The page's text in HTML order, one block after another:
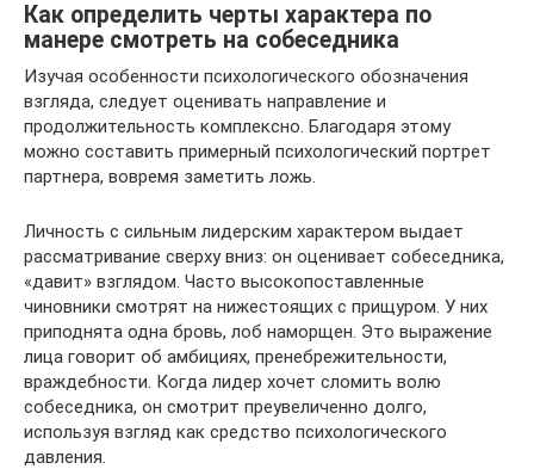
Как определить черты характера по
манере смотреть на собеседника
Изучая особенности психологического обозначения
взгляда, следует оценивать направление и
продолжительность комплексно. Благодаря этому
можно составить примерный психологический портрет
партнера, вовремя заметить ложь.
Личность с сильным лидерским характером выдает
рассматривание сверху вниз: он оценивает собеседника,
«давит» взглядом. Часто высокопоставленные
чиновники смотрят на нижестоящих с прищуром. У них
приподнята одна бровь, лоб наморщен. Это выражение
лица говорит об амбициях, пренебрежительности,
враждебности. Когда лидер хочет сломить волю
собеседника, он смотрит преувеличенно долго,
используя взгляд как средство психологического
давления.